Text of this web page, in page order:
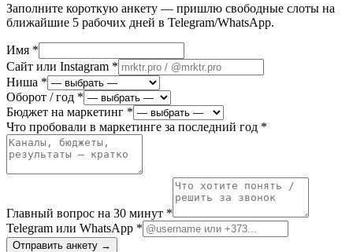
Заполните короткую анкету — пришлю свободные слоты на
ближайшие 5 рабочих дней в Telegram/WhatsApp.
Имя *
Сайт или Instagram *
Ниша *
Оборот / год *
Бюджет на маркетинг *
Что пробовали в маркетинге за последний год *
Главный вопрос на 30 минут *
Telegram или WhatsApp *
Отправить анкету →